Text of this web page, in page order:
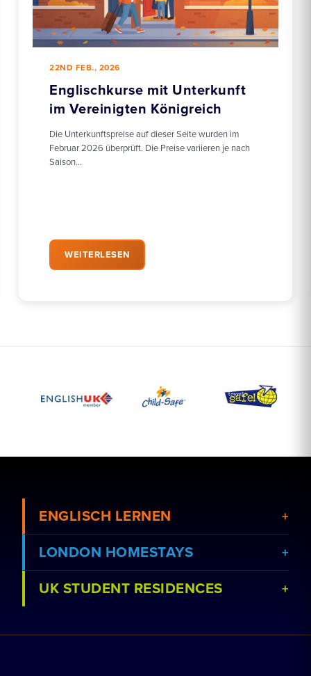
22ND FEB., 2026
Englischkurse mit Unterkunft
im Vereinigten Königreich
Die Unterkunftspreise auf dieser Seite wurden im
Februar 2026 überprüft. Die Preise variieren je nach
Saison…
WEITERLESEN
ENGLISCH LERNEN
Kurse anzeigen
Schulen anzeigen
LONDON HOMESTAYS
Eine Gastfamilie buchen
UK STUDENT RESIDENCES